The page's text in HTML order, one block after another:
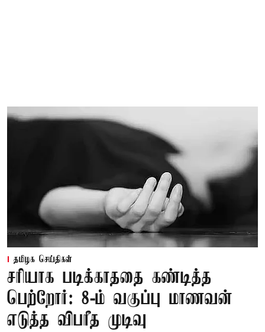
தமிழக செய்திகள்
சரியாக படிக்காததை கண்டித்த
பெற்றோர்: 8-ம் வகுப்பு மாணவன்
எடுத்த விபரீத முடிவு